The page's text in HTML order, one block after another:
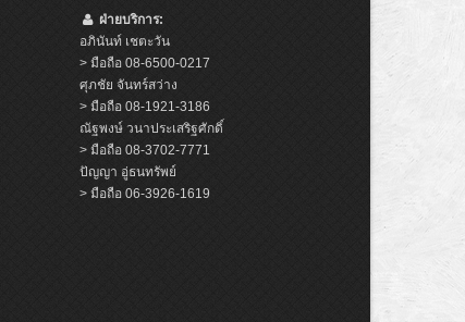
ฝ่ายบริการ:
อภินันท์ เชตะวัน
> มือถือ 08-6500-0217
ศุภชัย จันทร์สว่าง
> มือถือ 08-1921-3186
ณัฐพงษ์ วนาประเสริฐศักดิ์
> มือถือ 08-3702-7771
ปัญญา อู่ธนทรัพย์
> มือถือ 06-3926-1619